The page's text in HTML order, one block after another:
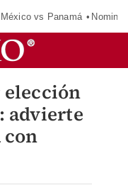
México vs Panamá
elección
advierte
con